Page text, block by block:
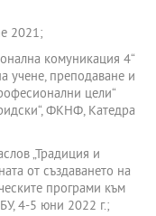
2021;
комуникация 4“
учене, преподаване и
цели“
ФКНФ, Катедра
„Традиция и
от създаването на
програми към
4-5 юни 2022 г.;